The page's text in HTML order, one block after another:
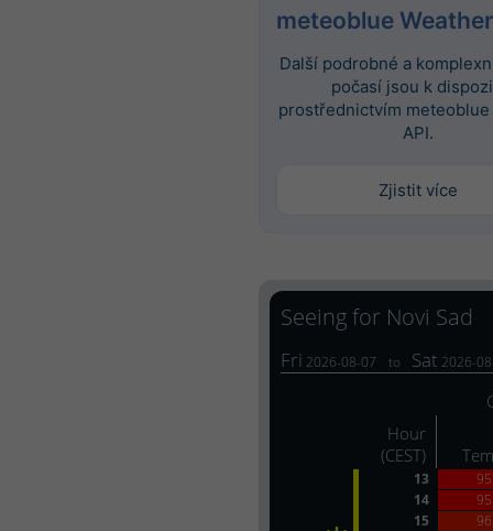
meteoblue
Další podrobné a
počasí jsou k
prostřednictvím meteoblue
API.
Zjistit více